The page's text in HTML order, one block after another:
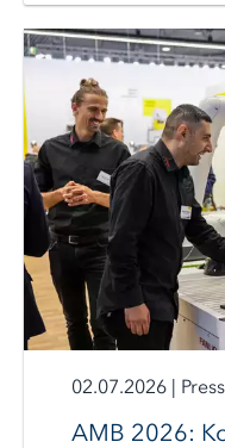
02.07.2026 |
AMB 2026: